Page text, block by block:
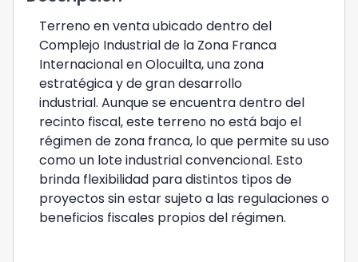
Terreno en venta ubicado dentro del
Complejo Industrial de la Zona Franca
Internacional en Olocuilta, una zona
estratégica y de gran desarrollo
industrial. Aunque se encuentra dentro del
recinto fiscal, este terreno no está bajo el
régimen de zona franca, lo que permite su uso
como un lote industrial convencional. Esto
brinda flexibilidad para distintos tipos de
proyectos sin estar sujeto a las regulaciones o
beneficios fiscales propios del régimen.